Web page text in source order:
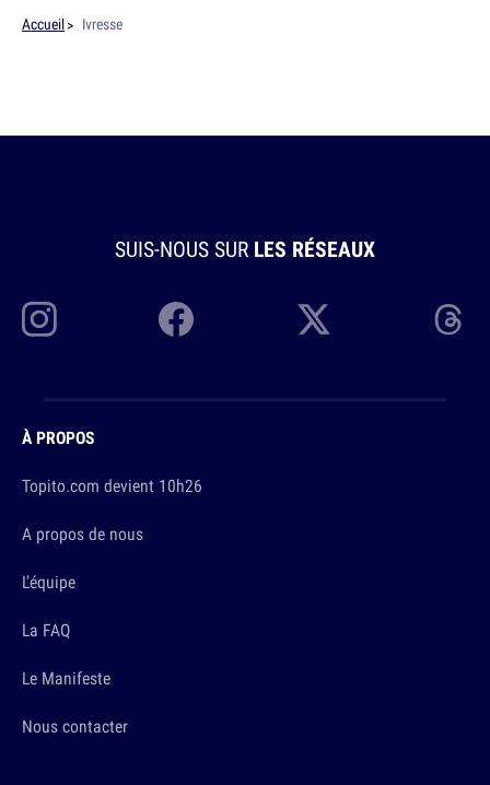
Accueil Ivresse
SUIS-NOUS SUR LES RÉSEAUX
À PROPOS
Topito.com devient 10h26
A propos de nous
L'équipe
La FAQ
Le Manifeste
Nous contacter